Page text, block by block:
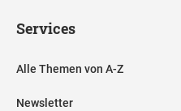
Services
Alle Themen von A-Z
Newsletter